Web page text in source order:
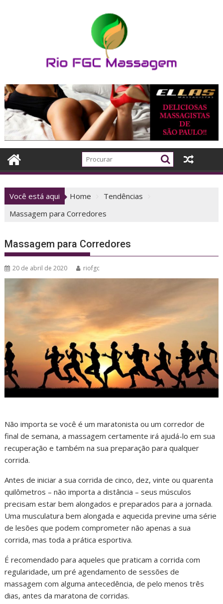
Você está aqui Home
Tendências
Massagem para Corredores
Massagem para Corredores
20 de abril de 2020 riofgc
Não importa se você é um maratonista ou um corredor de
final de semana, a massagem certamente irá ajudá-lo em sua
recuperação e também na sua preparação para qualquer
corrida.
Antes de iniciar a sua corrida de cinco, dez, vinte ou quarenta
quilômetros – não importa a distância – seus músculos
precisam estar bem alongados e preparados para a jornada.
Uma musculatura bem alongada e aquecida previne uma série
de lesões que podem comprometer não apenas a sua
corrida, mas toda a prática esportiva.
É recomendado para aqueles que praticam a corrida com
regularidade, um pré agendamento de sessões de
massagem com alguma antecedência, de pelo menos três
dias, antes da maratona de corridas.